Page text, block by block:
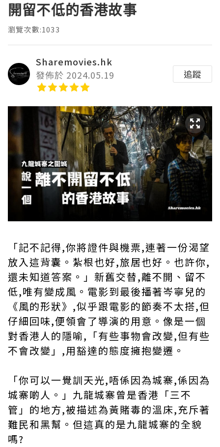
開留不低的香港故事
瀏覽次數:1033
Sharemovies.hk
發佈於 2024.05.19
追蹤
「記不記得,你將證件與機票,連著一份渴望
放入這背囊。紮根也好,旅居也好。也許你,
還未知道答案。」新舊交替,離不開、留不
低,唯有變成風。電影到最後播著岑寧兒的
《風的形狀》,似乎跟電影的節奏不太搭,但
仔細回味,便領會了導演的用意。像是一個
對香港人的隱喻,「有些事物會改變,但有些
不會改變」,用豁達的態度擁抱變遷。
「你可以一覺訓天光,唔係因為城寨,係因為
城寨啲人。」九龍城寨曾是香港「三不
管」的地方,被描述為黃賭毒的溫床,充斥著
難民和黑幫。但這真的是九龍城寨的全貌
嗎?